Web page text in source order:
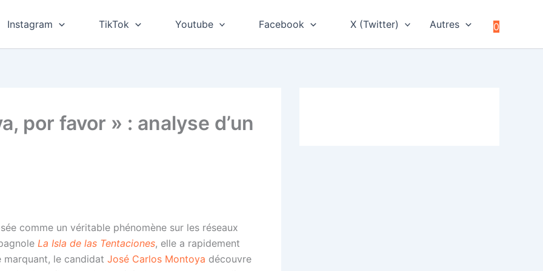
Instagram TikTok Youtube Facebook X (Twitter) Autres 0
por favor » : analyse d’un
comme un véritable phénomène sur les réseaux
La Isla de las Tentaciones, elle a rapidement
marquant, le candidat José Carlos Montoya découvre